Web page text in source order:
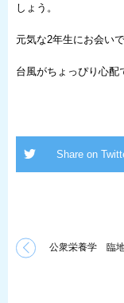
しょう。
元気な2年生にお会い
台風がちょっぴり心配
公衆栄養学 臨